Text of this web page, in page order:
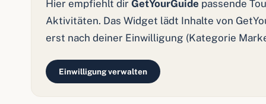
Hier empfiehlt dir GetYourGuide passende
Aktivitäten. Das Widget lädt Inhalte von
erst nach deiner Einwilligung (Kategorie
Einwilligung verwalten